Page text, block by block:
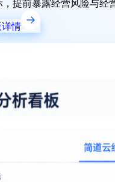
提前暴露经营风险与经
情